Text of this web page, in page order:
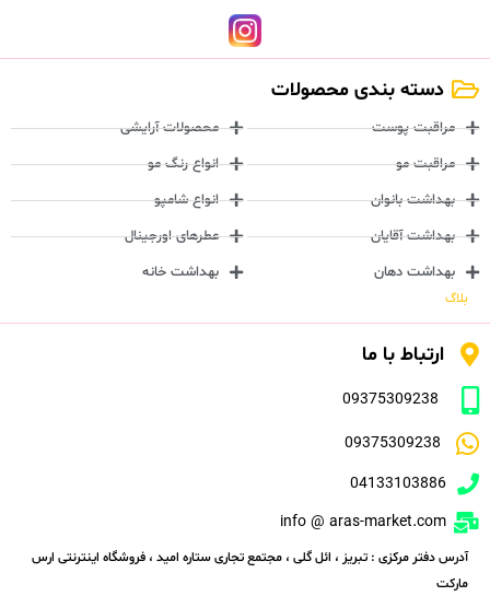
دسته بندی محصولات
مراقبت پوست
مراقبت مو
بهداشت بانوان
بهداشت آقایان
بهداشت دهان
محصولات آرایشی
انواع رنگ مو
انواع شامپو
عطرهای اورجینال
بهداشت خانه
بلاگ
ارتباط با ما
09375309238
09375309238
04133103886
info @ aras-market.com
آدرس دفتر مرکزی : تبریز ، ائل گلی ، مجتمع تجاری ستاره امید ، فروشگاه اینترنتی ارس
مارکت